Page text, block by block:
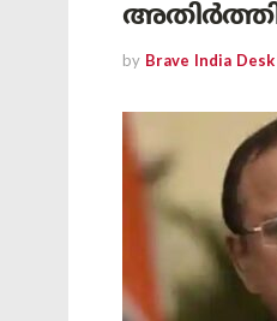
by Brave India Desk